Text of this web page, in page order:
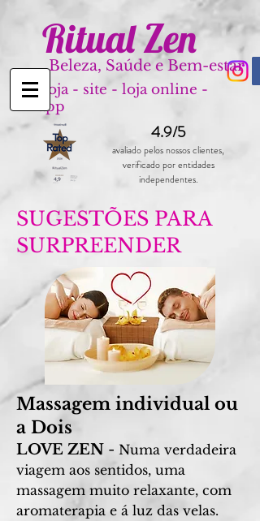
Ritual Zen
Beleza, Saúde e Bem-estar
Loja - site - loja online -
app
4.9/5
avaliado pelos nossos clientes,
verificado por entidades
independentes.
SUGESTÕES PARA
SURPREENDER
Massagem individual ou
a Dois
LOVE ZEN - Numa verdadeira
viagem aos sentidos, uma
massagem muito relaxante, com
aromaterapia e á luz das velas.